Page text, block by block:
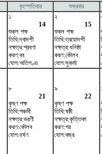
বৃহস্পতিবার
শুক্রবার
১
14
শুক্ল পক্ষ
তিথি:দ্বাদশী
নক্ষত্র:শ্রবণা
করণ:বব
যোগ:অতিগণ্ড
২
15
শুক্ল পক্ষ
তিথি:ত্রয়োদশী
নক্ষত্র:ধনিষ্ঠা
করণ:কৌলব
যোগ:সুকর্মা
৮
21
কৃষ্ণ পক্ষ
তিথি:পঞ্চমী
নক্ষত্র:ভরণী
করণ:কৌলব
যোগ:হর্ষণ
৯
22
কৃষ্ণ পক্ষ
তিথি:ষষ্ঠী
নক্ষত্র:কৃত্তিকা
করণ:গর
যোগ:বজ্র